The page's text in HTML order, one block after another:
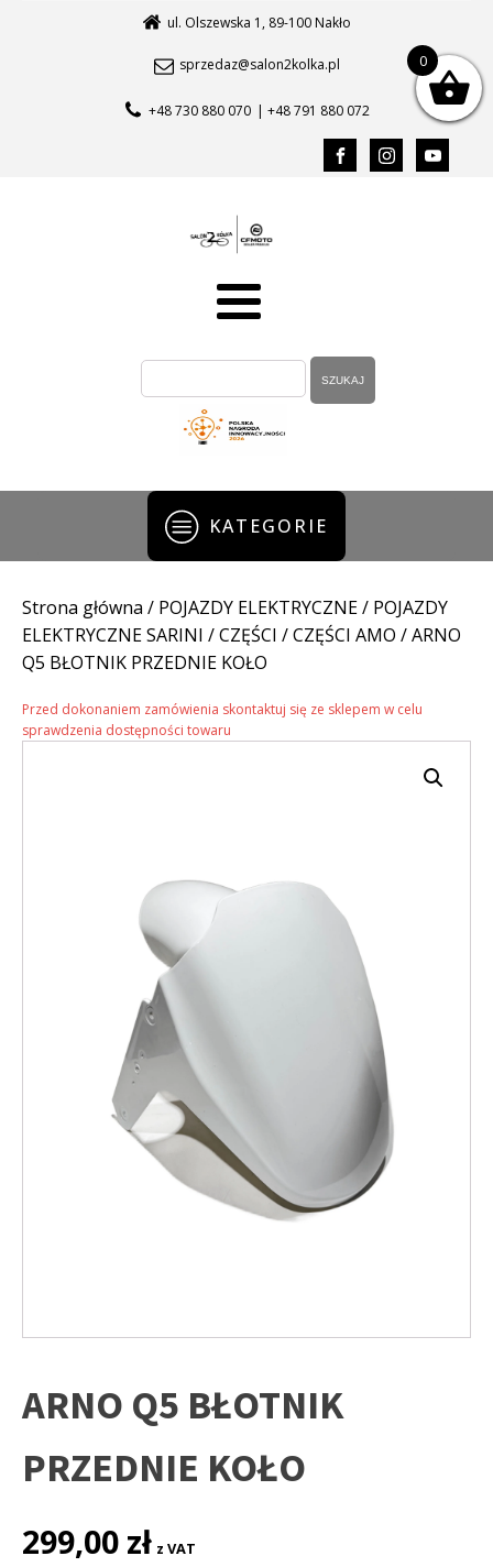
ul. Olszewska 1, 89-100 Nakło
sprzedaz@salon2kolka.pl
+48 730 880 070 | +48 791 880 072
KATEGORIE
Strona główna / POJAZDY ELEKTRYCZNE/ POJAZDY
ELEKTRYCZNE SARINI /CZĘŚCI /CZĘŚCI AMO / ARNO
Q5 BŁOTNIK PRZEDNIE KOŁO
Przed dokonaniem zamówienia skontaktuj się ze sklepem w celu
sprawdzenia dostępności towaru
ARNO Q5 BŁOTNIK
PRZEDNIE KOŁO
299,00 zł z VAT
0